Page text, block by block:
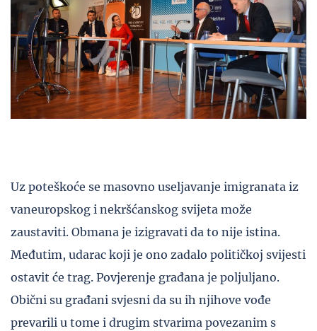
Uz poteškoće se masovno useljavanje imigranata iz
vaneuropskog i nekršćanskog svijeta može
zaustaviti. Obmana je izigravati da to nije istina.
Međutim, udarac koji je ono zadalo političkoj svijesti
ostavit će trag. Povjerenje građana je poljuljano.
Obični su građani svjesni da su ih njihove vođe
prevarili u tome i drugim stvarima povezanim s